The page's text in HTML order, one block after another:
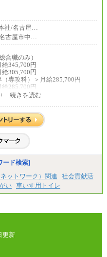
社/名古屋…
古屋市中…
合職のみ）
345,700円
305,700円
専攻科）＞月給285,700円
285,700円
＞月給：305,700円（総合職）
285,700円（総合職）／253,10
更：無
345,700円～
285,700円～
専（専攻科）： 月給253,100
248,100円～
+ 続きを読む
ード検索]
ットワーク）関連
社会貢献活
い 車いす用トイレ
更新